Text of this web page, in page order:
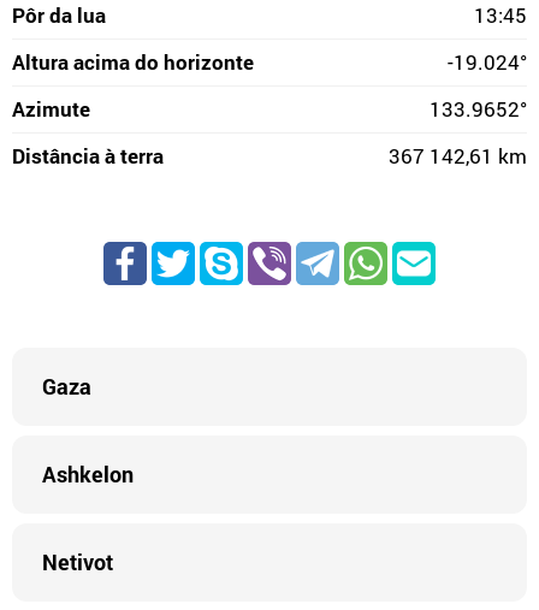
Pôr da lua
13:45
Altura acima do horizonte
-19.024°
Azimute
133.9652°
Distância à terra
367 142,61 km
Gaza
Ashkelon
Netivot